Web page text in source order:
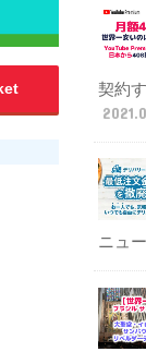
契約
ニュ